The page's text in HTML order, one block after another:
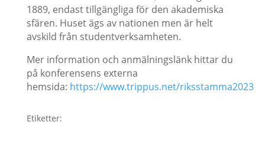
1889, endast tillgängliga för den akademiska
sfären. Huset ägs av nationen men är helt
avskild från studentverksamheten.
Mer information och anmälningslänk hittar du
på konferensens externa
hemsida: https://www.trippus.net/riksstamma2023
Etiketter: